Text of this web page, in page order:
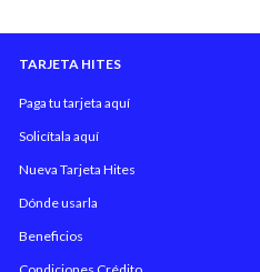
TARJETA HITES
Paga tu tarjeta aquí
Solicítala aquí
Nueva Tarjeta Hites
Dónde usarla
Beneficios